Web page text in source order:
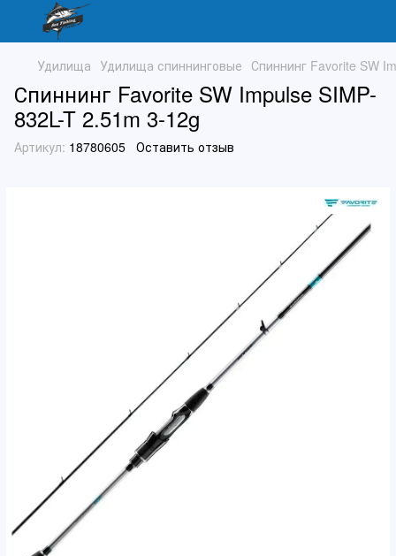
Удилища Удилища спиннинговые Спиннинг Favorite SW
Спиннинг Favorite SW Impulse SIMP-
832L-T 2.51m 3-12g
Артикул: 18780605 Оставить отзыв